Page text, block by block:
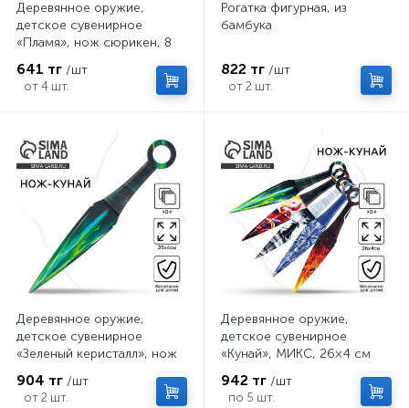
Деревянное оружие,
детское сувенирное
«Пламя», нож сюрикен, 8
641 тг /шт
от 4 шт.
Рогатка фигурная, из
бамбука
822 тг /шт
от 2 шт.
Деревянное оружие,
детское сувенирное
«Зеленый керисталл», нож
904 тг /шт
от 2 шт.
Деревянное оружие,
детское сувенирное
«Кунай», МИКС, 26×4 см
942 тг /шт
по 5 шт.